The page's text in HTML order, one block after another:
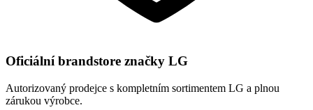
Oficiální brandstore značky LG
Autorizovaný prodejce s kompletním sortimentem LG a plnou
zárukou výrobce.